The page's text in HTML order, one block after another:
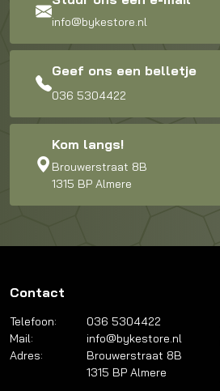
info@bykestore.nl
Geef ons een belletje
036 5304422
Kom langs!
Brouwerstraat 8B
1315 BP Almere
Contact
Telefoon:
036 5304422
Mail:
info@bykestore.nl
Adres:
Brouwerstraat 8B
1315 BP Almere